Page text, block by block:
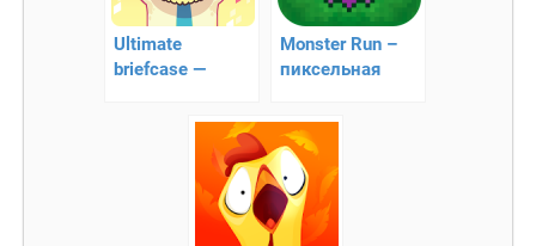
Ultimate
briefcase —
Monster Run –
пиксельная